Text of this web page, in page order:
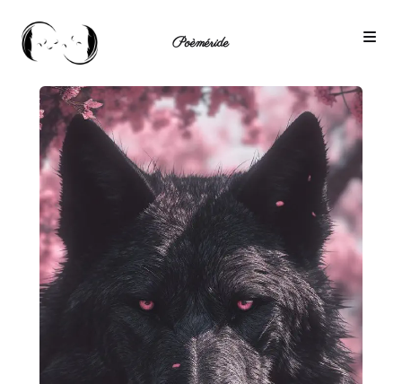
Poèméride